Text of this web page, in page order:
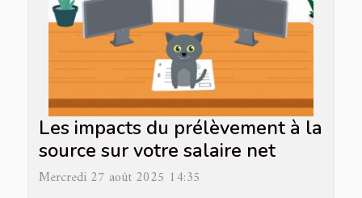
Les impacts du prélèvement à la
source sur votre salaire net
Mercredi 27 août 2025 14:35